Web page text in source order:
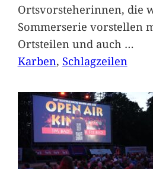
Ortsvorsteherinnen, die
Sommerserie vorstellen
Ortsteilen und auch …
Karben, Schlagzeilen